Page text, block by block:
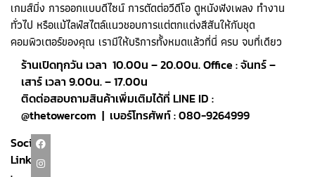
เกมส์มิ่ง การออกแบบดีไซน์ การตัดต่อวีดีโอ ดูหนังฟังเพลง ทำงาน
ทั่วไป หรือแม้ไลฟ์สไตล์แนวชอบการแต่ตกแต่งสีสันให้กับชุด
คอมพิวเตอร์ของคุณ เรามีให้บริการทั้งหมดแล้วที่นี่ ครบ จบที่เดียว
ร้านเปิดทุกวัน เวลา 10.00น – 20.00น. Office : จันทร์ –
เสาร์ เวลา 9.00น. – 17.00น
ติดต่อสอบถามสินค้าเพิ่มเติมได้ที่ LINE ID :
@thetowercom | เบอร์โทรศัพท์ : 080-9264999
Social
Link